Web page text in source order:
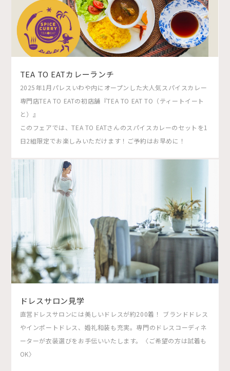
TEA TO EATカレーランチ
2025年1月パレスいわや内にオープンした大人気スパイスカレー
専門店TEA TO EATの初店舗『TEA TO EAT TO（ティートイート
と）』
このフェアでは、TEA TO EATさんのスパイスカレーのセットを1
日2組限定でお楽しみいただけます！ご予約はお早めに！
ドレスサロン見学
直営ドレスサロンには美しいドレスが約200着！ ブランドドレス
やインポートドレス、婚礼和装も充実。専門のドレスコーディネ
ーターが衣装選びをお手伝いいたします。〈ご希望の方は試着も
OK〉